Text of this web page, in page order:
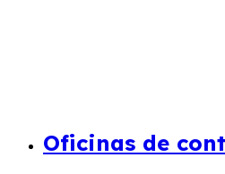
Oficinas de